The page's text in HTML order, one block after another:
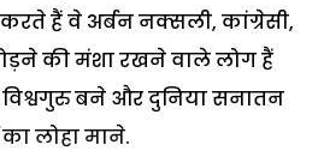
हैं वे अर्बन नक्सली, कांग्रेसी,
की मंशा रखने वाले लोग हैं
विश्वगुरु बने और दुनिया सनातन
का लोहा माने.